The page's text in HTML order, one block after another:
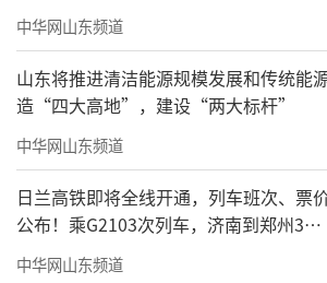
中华网山东频道
山东将推进清洁能源规模发展和传统能
造“四大高地”，建设“两大标杆”
中华网山东频道
日兰高铁即将全线开通，列车班次、票
公布！乘G2103次列车，济南到郑州3小
时到达
中华网山东频道